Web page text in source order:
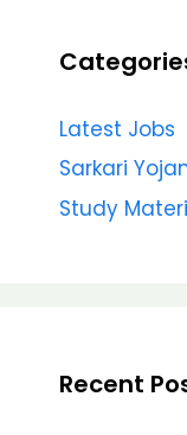
Latest Jobs
Sarkari
Study
Recent